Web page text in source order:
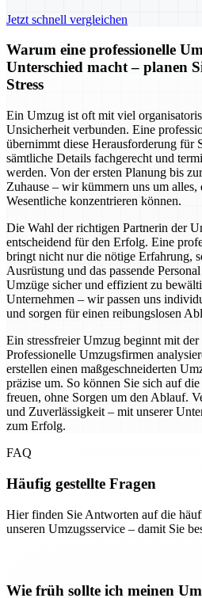
Jetzt schnell vergleichen
Warum eine professionelle
Unterschied macht – planen
Stress
Ein Umzug ist oft mit viel
Unsicherheit verbunden. Eine
übernimmt diese Herausforderung für
sämtliche Details fachgerecht und
werden. Von der ersten Planung bis
Zuhause – wir kümmern uns um alles,
Wesentliche konzentrieren können.
Die Wahl der richtigen Partnerin der
entscheidend für den Erfolg. Eine
bringt nicht nur die nötige Erfahrung,
Ausrüstung und das passende
Umzüge sicher und effizient zu
Unternehmen – wir passen uns
und sorgen für einen reibungslosen
Ein stressfreier Umzug beginnt mit
Professionelle Umzugsfirmen
erstellen einen maßgeschneiderten
präzise um. So können Sie sich auf
freuen, ohne Sorgen um den Ablauf.
und Zuverlässigkeit – mit unserer
zum Erfolg.
FAQ
Häufig gestellte Fragen
Hier finden Sie Antworten auf die
unseren Umzugsservice – damit Sie
Wie früh sollte ich meinen